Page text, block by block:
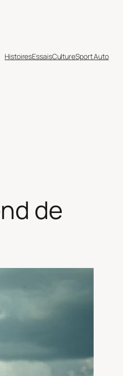
HistoiresEssaisCultureSport Auto
de